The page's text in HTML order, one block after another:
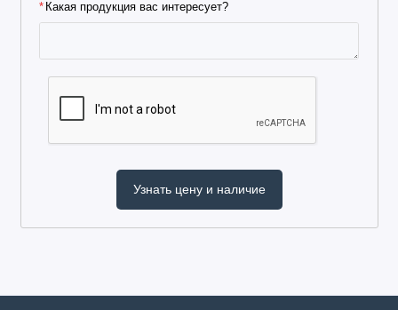
Какая продукция вас интересует?